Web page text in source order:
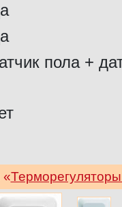
пола +
«